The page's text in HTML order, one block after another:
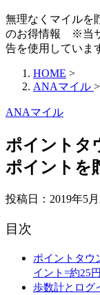
無理なくマイルを
のお得情報 ※当サ
告を使用していま
HOME >
ANAマイル >
ANAマイル
ポイントタ
ポイントを
投稿日：2019年5
目次
ポイントタウ
イント=約25
歩数計とログ